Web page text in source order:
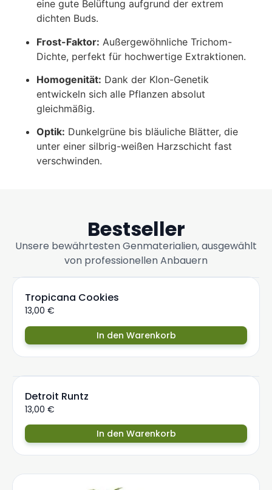
eine gute Belüftung aufgrund der extrem
dichten Buds.
Frost-Faktor: Außergewöhnliche Trichom-
Dichte, perfekt für hochwertige Extraktionen.
Homogenität: Dank der Klon-Genetik
entwickeln sich alle Pflanzen absolut
gleichmäßig.
Optik: Dunkelgrüne bis bläuliche Blätter, die
unter einer silbrig-weißen Harzschicht fast
verschwinden.
Bestseller
Unsere bewährtesten Genmaterialien, ausgewählt
von professionellen Anbauern
Tropicana Cookies
13,00 €
In den Warenkorb
Detroit Runtz
13,00 €
In den Warenkorb